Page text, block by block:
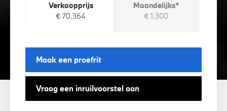
Verkoopprijs
€ 70.364
Maandelijks*
€ 1.300
Maak een proefrit
Vraag een inruilvoorstel aan